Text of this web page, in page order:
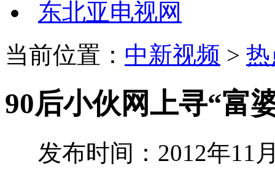
东北亚电视网
当前位置： 中新视频 >
90后小伙网上寻“富
发布时间：2012年11